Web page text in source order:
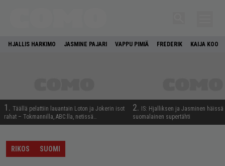
HJALLIS HARKIMO JASMINE PAJARI VAPPU PIMIÄ FREDERIK KAIJA KOO
1. Täällä pelattiin lauantain Loton ja Jokerin isot
rahat – Tokmannilla, ABC:lla, netissä…
2.
IS: Hjalliksen ja Jasminen häissä
suomalainen supertähti
RIKOS SUOMI